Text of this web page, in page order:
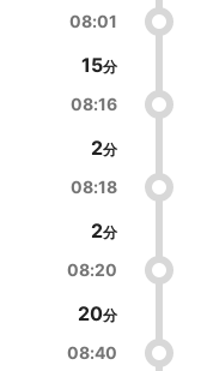
08:01
15
08:16
2
08:18
2
08:20
20
08:40